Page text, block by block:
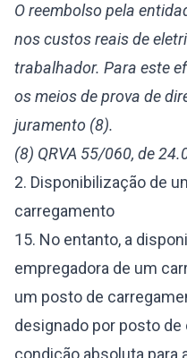
O reembolso pela
nos custos reais de
trabalhador. Para este
os meios de prova de
juramento (8).
(8) QRVA 55/060, de
2. Disponibilização de
carregamento
15. No entanto, a
empregadora de um
um posto de
designado por posto
condição absoluta para